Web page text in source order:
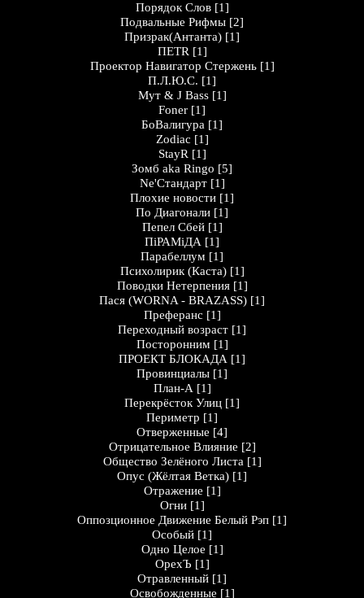
Порядок Слов [1]
Подвальные Рифмы [2]
Призрак(Антанта) [1]
ПЕТR [1]
Проектор Навигатор Стержень [1]
П.Л.Ю.С. [1]
Мут & J Bass [1]
Foner [1]
БоВалигура [1]
Zodiac [1]
StayR [1]
Зомб aka Ringo [5]
Ne'Стандарт [1]
Плохие новости [1]
По Диагонали [1]
Пепел Сбей [1]
ПіРАМіДА [1]
Парабеллум [1]
Психолирик (Каста) [1]
Поводки Нетерпения [1]
Пася (WORNA - BRAZASS) [1]
Преферанс [1]
Переходный возраст [1]
Посторонним [1]
ПРОЕКТ БЛОКАДА [1]
Провинциалы [1]
План-А [1]
Перекрёсток Улиц [1]
Периметр [1]
Отверженные [4]
Отрицательное Влияние [2]
Общество Зелёного Листа [1]
Опус (Жёлтая Ветка) [1]
Отражение [1]
Огни [1]
Оппозционное Движение Белый Рэп [1]
Особый [1]
Одно Целое [1]
ОрехЪ [1]
Отравленный [1]
Освобожденные [1]